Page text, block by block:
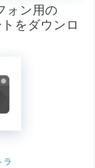
ォン用の
をダウンロ
ラ